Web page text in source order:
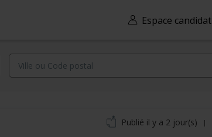
Espace candidat
Publié il y a 2 jour(s) |